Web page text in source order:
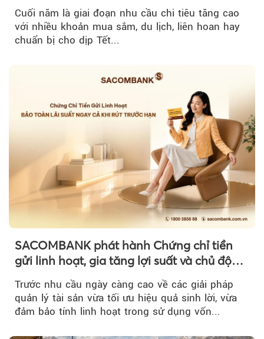
Cuối năm là giai đoạn nhu cầu chi tiêu tăng cao
với nhiều khoản mua sắm, du lịch, liên hoan hay
chuẩn bị cho dịp Tết...
SACOMBANK phát hành Chứng chỉ tiền
gửi linh hoạt, gia tăng lợi suất và chủ động
nguồn vốn cho khách hàng
Trước nhu cầu ngày càng cao về các giải pháp
quản lý tài sản vừa tối ưu hiệu quả sinh lời, vừa
đảm bảo tính linh hoạt trong sử dụng vốn...